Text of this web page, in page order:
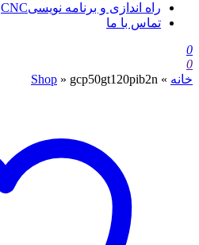
راه اندازی و برنامه نویسیCNC
تماس با ما
0
0
خانه »
Shop » gcp50gt120pib2n